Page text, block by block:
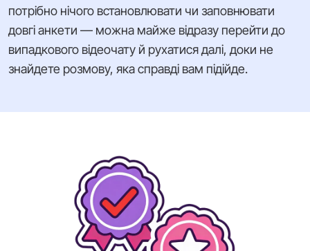
потрібно нічого встановлювати чи заповнювати
довгі анкети — можна майже відразу перейти до
випадкового відеочату й рухатися далі, доки не
знайдете розмову, яка справді вам підійде.